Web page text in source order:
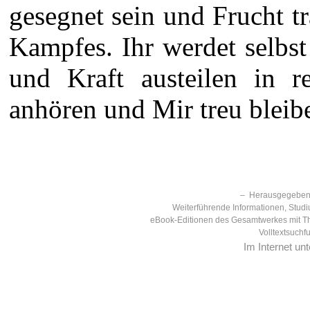
gesegnet sein und Frucht
Kampfes. Ihr werdet
und Kraft austeilen in
anhören und Mir treu
–
Weiterführende Informationen,
eBook-Editionen des Gesamtwerkes mit
Im Internet